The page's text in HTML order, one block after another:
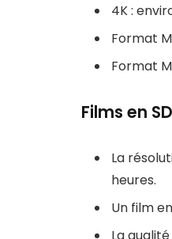
4K :
Format
Format
Films en
La
heures.
Un film
La